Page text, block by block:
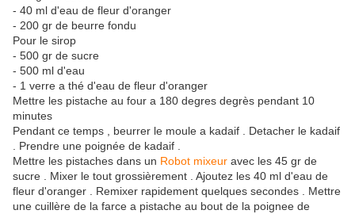
- 40 ml d'eau de fleur d'oranger
- 200 gr de beurre fondu
Pour le sirop
- 500 gr de sucre
- 500 ml d'eau
- 1 verre a thé d'eau de fleur d'oranger
Mettre les pistache au four a 180 degres degrès pendant 10
minutes
Pendant ce temps , beurrer le moule a kadaif . Detacher le kadaif
. Prendre une poignée de kadaif .
Mettre les pistaches dans un Robot mixeur avec les 45 gr de
sucre . Mixer le tout grossièrement . Ajoutez les 40 ml d'eau de
fleur d'oranger . Remixer rapidement quelques secondes . Mettre
une cuillère de la farce a pistache au bout de la poignee de